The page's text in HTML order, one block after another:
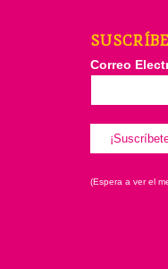
Correo
(Espera a ver el